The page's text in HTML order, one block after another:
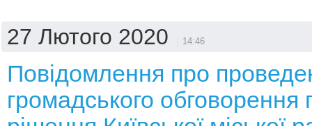
27 Лютого 2020 14:46
Повідомлення про
громадського обговорення